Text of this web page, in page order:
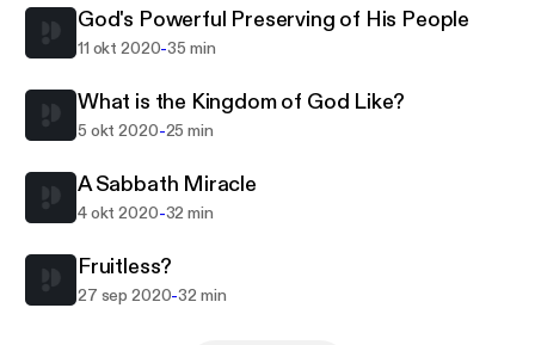
God's Powerful Preserving of His People
11 okt 2020-35 min
What is the Kingdom of God Like?
5 okt 2020-25 min
A Sabbath Miracle
4 okt 2020-32 min
Fruitless?
27 sep 2020-32 min